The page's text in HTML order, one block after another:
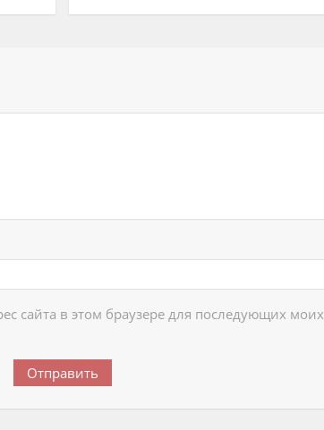
сайта в этом браузере для последующих моих